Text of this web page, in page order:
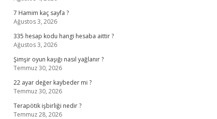
7 Hamim kaç sayfa ?
Ağustos 3, 2026
335 hesap kodu hangi hesaba aittir ?
Ağustos 3, 2026
Şimşir oyun kaşığı nasıl yağlanır ?
Temmuz 30, 2026
22 ayar değer kaybeder mi ?
Temmuz 30, 2026
Terapötik işbirliği nedir ?
Temmuz 28, 2026